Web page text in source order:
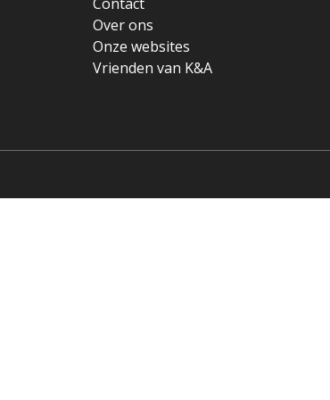
Contact
Over ons
Onze websites
Vrienden van K&A